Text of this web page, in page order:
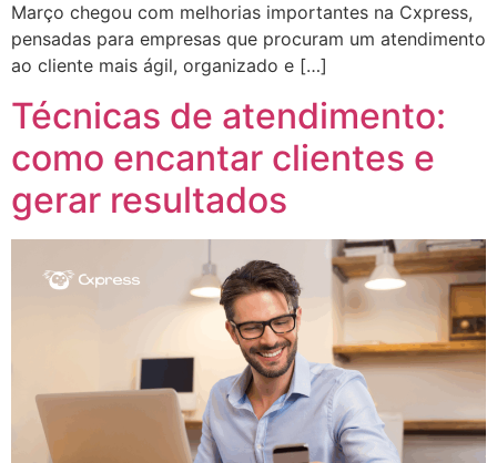
Março chegou com melhorias importantes na Cxpress,
pensadas para empresas que procuram um atendimento
ao cliente mais ágil, organizado e […]
Técnicas de atendimento:
como encantar clientes e
gerar resultados